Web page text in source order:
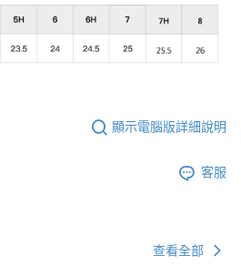
顯示電腦版詳細說明
客服
查看全部